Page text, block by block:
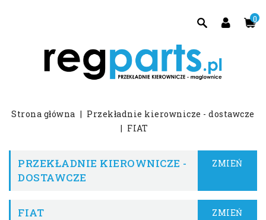
0
Strona główna
Przekładnie kierownicze - dostawcze
FIAT
PRZEKŁADNIE KIEROWNICZE -
DOSTAWCZE
ZMIEŃ
FIAT ZMIEŃ